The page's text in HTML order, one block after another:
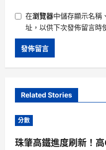
在瀏覽器中儲存顯示名稱
址，以供下次發佈留言時
Related Stories
分數
珠肇高鐵進度刷新！